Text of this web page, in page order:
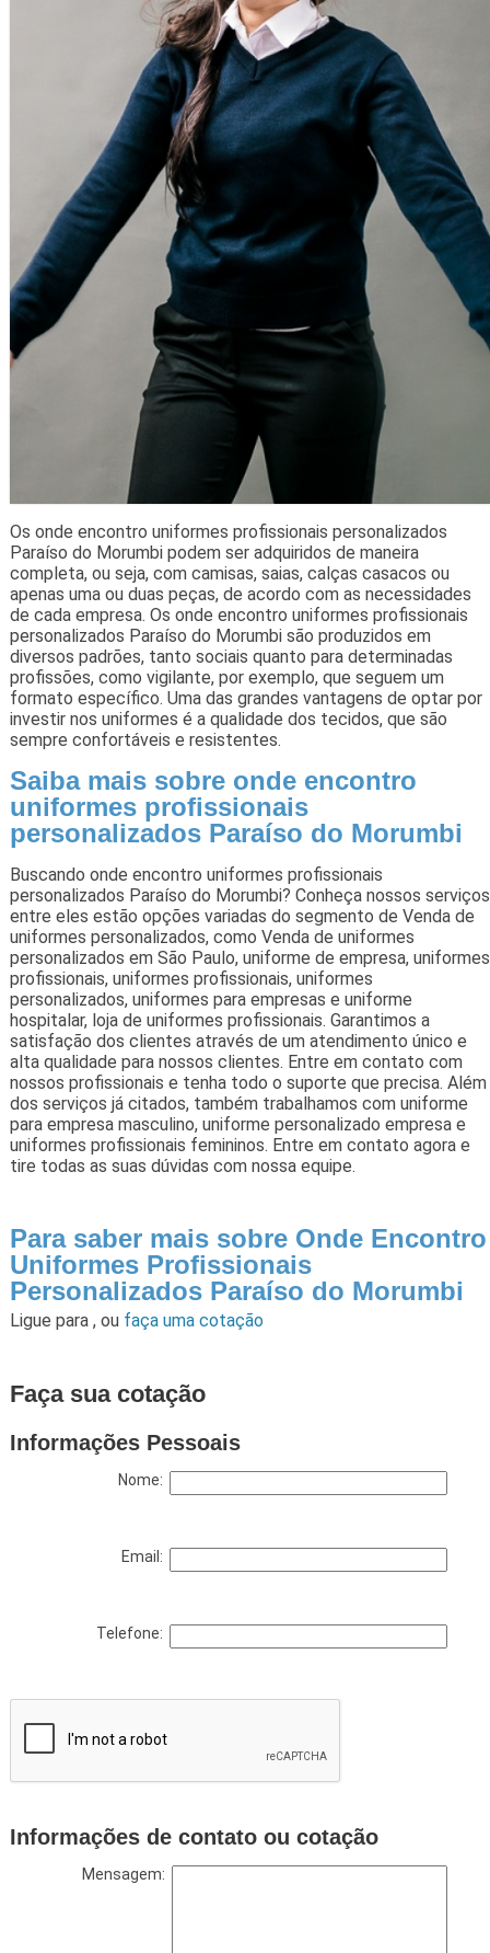
Os onde encontro uniformes profissionais personalizados
Paraíso do Morumbi podem ser adquiridos de maneira
completa, ou seja, com camisas, saias, calças casacos ou
apenas uma ou duas peças, de acordo com as necessidades
de cada empresa. Os onde encontro uniformes profissionais
personalizados Paraíso do Morumbi são produzidos em
diversos padrões, tanto sociais quanto para determinadas
profissões, como vigilante, por exemplo, que seguem um
formato específico. Uma das grandes vantagens de optar por
investir nos uniformes é a qualidade dos tecidos, que são
sempre confortáveis e resistentes.
Saiba mais sobre onde encontro
uniformes profissionais
personalizados Paraíso do Morumbi
Buscando onde encontro uniformes profissionais
personalizados Paraíso do Morumbi? Conheça nossos serviços
entre eles estão opções variadas do segmento de Venda de
uniformes personalizados, como Venda de uniformes
personalizados em São Paulo, uniforme de empresa, uniformes
profissionais, uniformes profissionais, uniformes
personalizados, uniformes para empresas e uniforme
hospitalar, loja de uniformes profissionais. Garantimos a
satisfação dos clientes através de um atendimento único e
alta qualidade para nossos clientes. Entre em contato com
nossos profissionais e tenha todo o suporte que precisa. Além
dos serviços já citados, também trabalhamos com uniforme
para empresa masculino, uniforme personalizado empresa e
uniformes profissionais femininos. Entre em contato agora e
tire todas as suas dúvidas com nossa equipe.
Para saber mais sobre Onde Encontro
Uniformes Profissionais
Personalizados Paraíso do Morumbi
Ligue para , ou faça uma cotação
Faça sua cotação
Informações Pessoais
Nome:
Email:
Telefone:
Informações de contato ou cotação
Mensagem: